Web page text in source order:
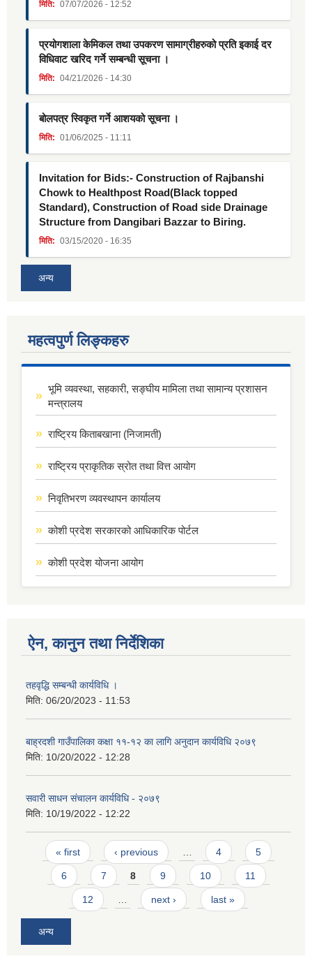
मिति: 07/07/2026 - 12:52
प्रयोगशाला केमिकल तथा उपकरण सामाग्रीहरुको प्रति इकाई दर
विधिवाट खरिद गर्ने सम्बन्धी सूचना ।
मिति: 04/21/2026 - 14:30
बोलपत्र स्विकृत गर्ने आशयको सूचना ।
मिति: 01/06/2025 - 11:11
Invitation for Bids:- Construction of Rajbanshi
Chowk to Healthpost Road(Black topped
Standard), Construction of Road side Drainage
Structure from Dangibari Bazzar to Biring.
मिति: 03/15/2020 - 16:35
अन्य
महत्वपुर्ण लिङ्कहरु
भूमि व्यवस्था, सहकारी, सङ्घीय मामिला तथा सामान्य प्रशासन
मन्त्रालय
राष्ट्रिय किताबखाना (निजामती)
राष्ट्रिय प्राकृतिक स्रोत तथा वित्त आयोग
निवृतिभरण व्यवस्थापन कार्यालय
कोशी प्रदेश सरकारको आधिकारिक पोर्टल
कोशी प्रदेश योजना आयोग
ऐन, कानुन तथा निर्देशिका
तहवृद्धि सम्बन्धी कार्यविधि ।
मिति: 06/20/2023 - 11:53
बाह्रदशी गाउँपालिका कक्षा ११-१२ का लागि अनुदान कार्यविधि २०७९
मिति: 10/20/2022 - 12:28
सवारी साधन संचालन कार्यविधि - २०७९
मिति: 10/19/2022 - 12:22
Pages
« first ‹ previous 4 5
6 7 8 9 10 11
12 next › last »
अन्य